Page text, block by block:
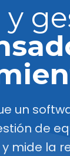
y
un
de
y mide la